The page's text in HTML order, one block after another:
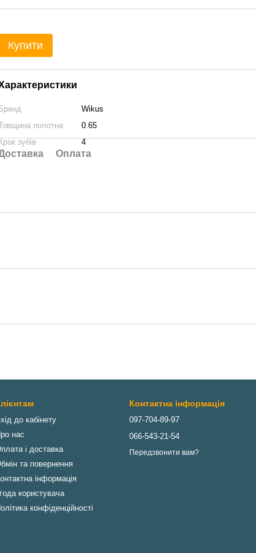
Купити
Бренд
Wikus
полотна
0.65
Крок зубів
4
Оплата
до кабінету
нас
і доставка
та повернення
інформація
користувача
конфіденційності
Контактна інформація
097-704-89-97
066-543-21-54
Передзвонити вам?